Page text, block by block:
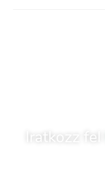
Iratkozz fel